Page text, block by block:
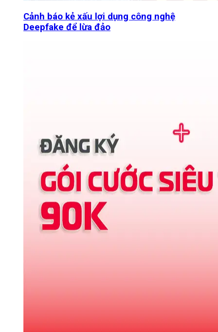
Cảnh báo kẻ xấu lợi dụng công nghệ
Deepfake để lừa đảo